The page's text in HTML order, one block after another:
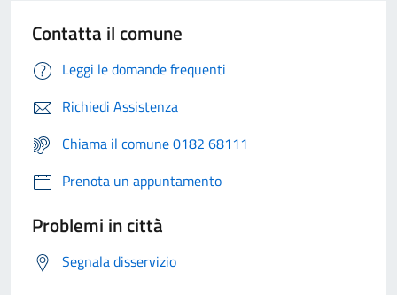
Contatta il comune
Leggi le domande frequenti
Richiedi Assistenza
Chiama il comune 0182 68111
Prenota un appuntamento
Problemi in città
Segnala disservizio